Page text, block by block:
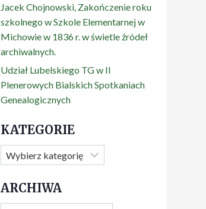
Jacek Chojnowski, Zakończenie roku
szkolnego w Szkole Elementarnej w
Michowie w 1836 r. w świetle źródeł
archiwalnych.
Udział Lubelskiego TG w II
Plenerowych Bialskich Spotkaniach
Genealogicznych
KATEGORIE
Kategorie
ARCHIWA